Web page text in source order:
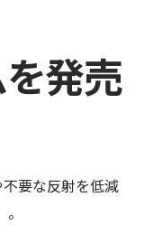
発売
要な反射を低減
。